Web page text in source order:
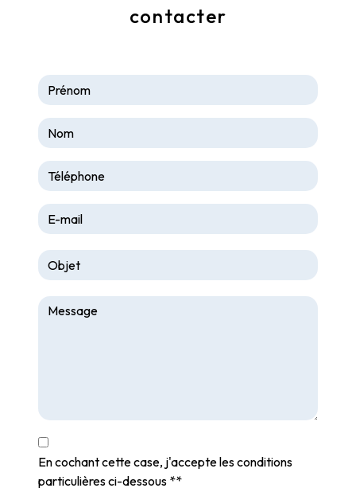
contacter
En cochant cette case, j'accepte les conditions
particulières ci-dessous **